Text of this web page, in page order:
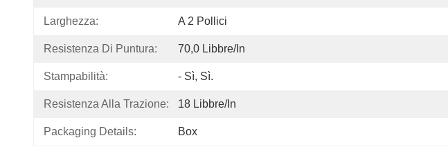
Larghezza: A 2 Pollici
Resistenza Di Puntura: 70,0 Libbre/in
Stampabilità: - Sì, Sì.
Resistenza Alla Trazione: 18 Libbre/in
Packaging Details: Box